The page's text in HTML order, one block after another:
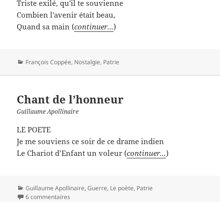
Triste exilé, qu'il te souvienne
Combien l'avenir était beau,
Quand sa main (continuer...)
Catégories
François Coppée, Nostalgie, Patrie
Chant de l’honneur
Guillaume Apollinaire
LE POETE
Je me souviens ce soir de ce drame indien
Le Chariot d’Enfant un voleur (continuer...)
Catégories
Guillaume Apollinaire,Guerre, Le poète, Patrie
6 commentaires